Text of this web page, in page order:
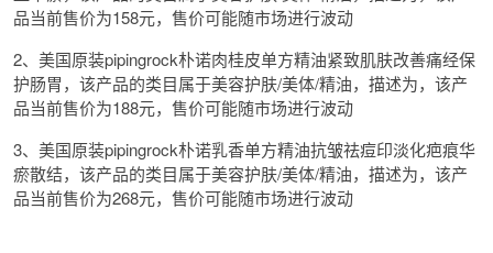
品当前售价为158元，售价可能随市场进行波动
2、美国原装pipingrock朴诺肉桂皮单方精油紧致肌肤改善痛经保
护肠胃，该产品的类目属于美容护肤/美体/精油，描述为，该产
品当前售价为188元，售价可能随市场进行波动
3、美国原装pipingrock朴诺乳香单方精油抗皱祛痘印淡化疤痕华
瘀散结，该产品的类目属于美容护肤/美体/精油，描述为，该产
品当前售价为268元，售价可能随市场进行波动